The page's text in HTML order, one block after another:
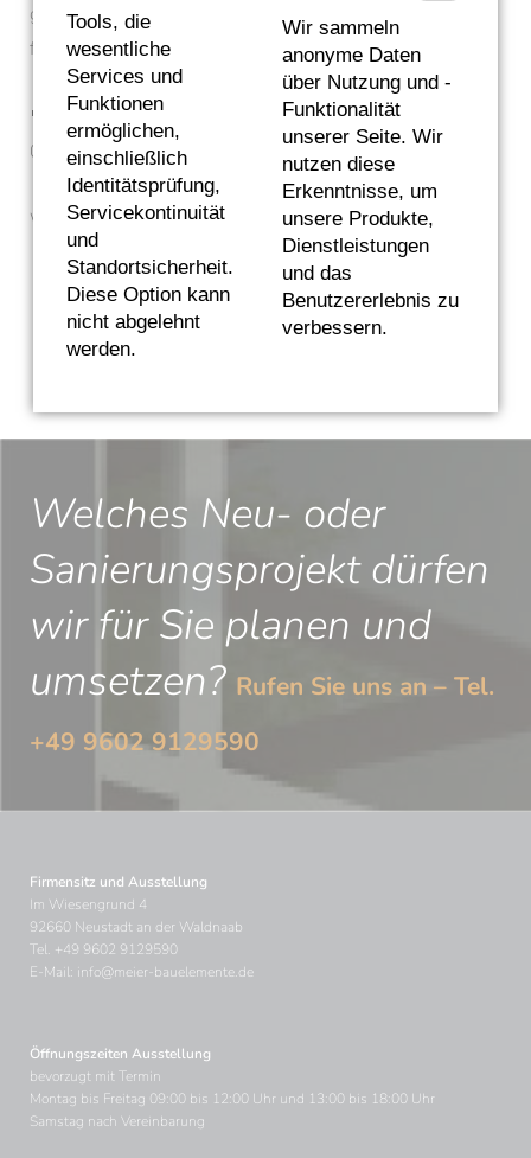
größte Stärke. Mia unterstützt uns nur dabei, noch besser
für Sie erreichbar zu sein.
📞 Probieren Sie es gerne aus:
09602 9129592
Wir freuen uns auf Ihr Feedback.
Zurück zur Übersicht
Welches Neu- oder
Sanierungsprojekt dürfen
wir für Sie planen und
umsetzen? Rufen Sie uns an – Tel.
+49 9602 9129590
Firmensitz und Ausstellung
Im Wiesengrund 4
92660 Neustadt an der Waldnaab
Tel. +49 9602 9129590
E-Mail: info@meier-bauelemente.de
Öffnungszeiten Ausstellung
bevorzugt mit Termin
Montag bis Freitag 09:00 bis 12:00 Uhr und 13:00 bis 18:00 Uhr
Samstag nach Vereinbarung
Tools, die
wesentliche
Services und
Funktionen
ermöglichen,
einschließlich
Identitätsprüfung,
Servicekontinuität
und
Standortsicherheit.
Diese Option kann
nicht abgelehnt
werden.
Wir sammeln
anonyme Daten
über Nutzung und -
Funktionalität
unserer Seite. Wir
nutzen diese
Erkenntnisse, um
unsere Produkte,
Dienstleistungen
und das
Benutzererlebnis zu
verbessern.